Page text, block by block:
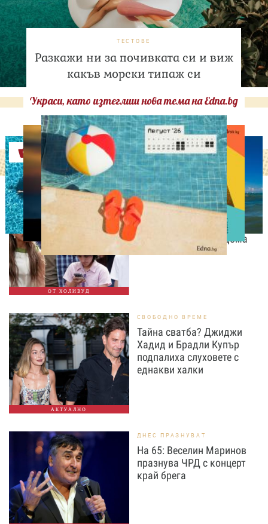
ТЕСТОВЕ
Разкажи ни за почивката си и виж
какъв морски типаж си
Украси, като изтеглиш нова тема на Edna.bg
Оферти
ОТ ХОЛИВУД
СВОБОДНО ВРЕМЕ
Дженифър Лопес събира
спомени с близнаците си
преди да напуснат дома
АКТУАЛНО
СВОБОДНО ВРЕМЕ
Тайна сватба? Джиджи
Хадид и Брадли Купър
подпалиха слуховете с
еднакви халки
ДНЕС ПРАЗНУВАТ
На 65: Веселин Маринов
празнува ЧРД с концерт
край брега